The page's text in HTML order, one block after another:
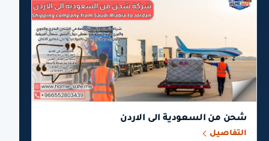
شحن من السعودية الى الاردن
التفاصيل